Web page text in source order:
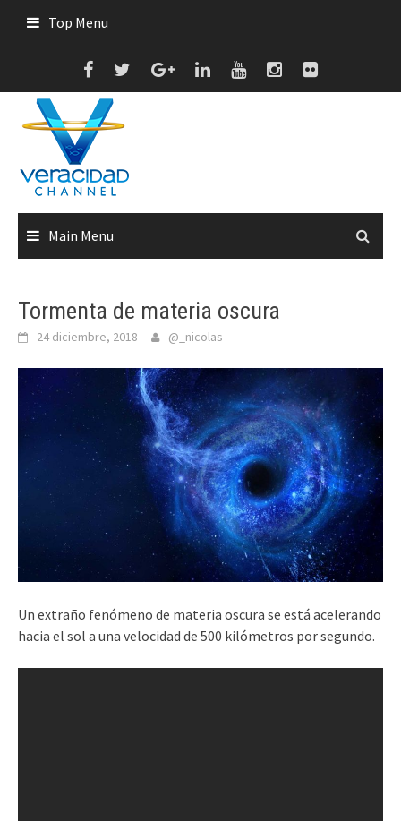
Top Menu
Main Menu
Tormenta de materia oscura
24 diciembre, 2018 @_nicolas
Un extraño fenómeno de materia oscura se está acelerando
hacia el sol a una velocidad de 500 kilómetros por segundo.